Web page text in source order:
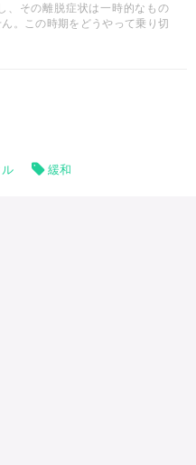
、その離脱症状は一時的なもの
。この時期をどうやって乗り切
ル 緩和